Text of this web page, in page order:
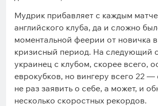
Мудрик прибавляет с каждым
английского клуба, да и сложно
моментальной феерии от новичка
кризисный период. На следующий
украинец с клубом, скорее всего,
еврокубков, но вингеру всего 22
не раз заявить о себе, а может, и
несколько скоростных рекордов.